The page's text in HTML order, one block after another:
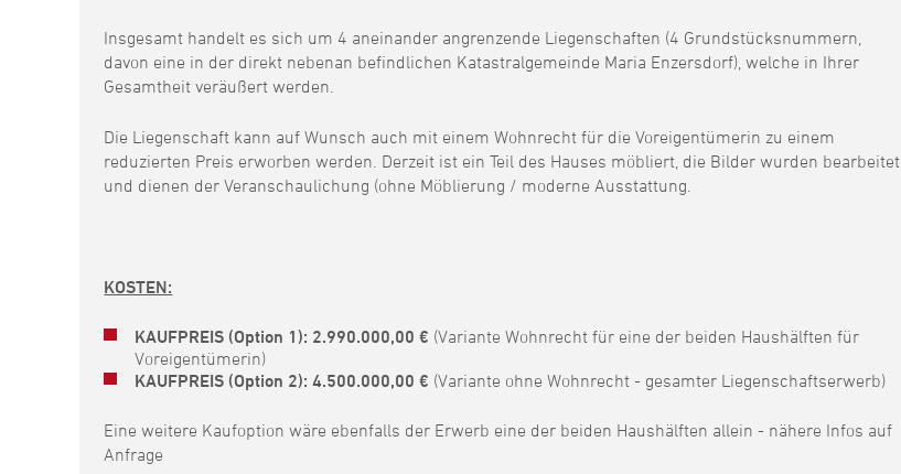
Insgesamt handelt es sich um 4 aneinander angrenzende Liegenschaften (4 Grundstücksnummern,
davon eine in der direkt nebenan befindlichen Katastralgemeinde Maria Enzersdorf), welche in Ihrer
Gesamtheit veräußert werden.
Die Liegenschaft kann auf Wunsch auch mit einem Wohnrecht für die Voreigentümerin zu einem
reduzierten Preis erworben werden. Derzeit ist ein Teil des Hauses möbliert, die Bilder wurden bearbeitet
und dienen der Veranschaulichung (ohne Möblierung / moderne Ausstattung.
KOSTEN:
KAUFPREIS (Option 1): 2.990.000,00 € (Variante Wohnrecht für eine der beiden Haushälften für
Voreigentümerin)
KAUFPREIS (Option 2): 4.500.000,00 € (Variante ohne Wohnrecht - gesamter Liegenschaftserwerb)
Eine weitere Kaufoption wäre ebenfalls der Erwerb eine der beiden Haushälften allein - nähere Infos auf
Anfrage